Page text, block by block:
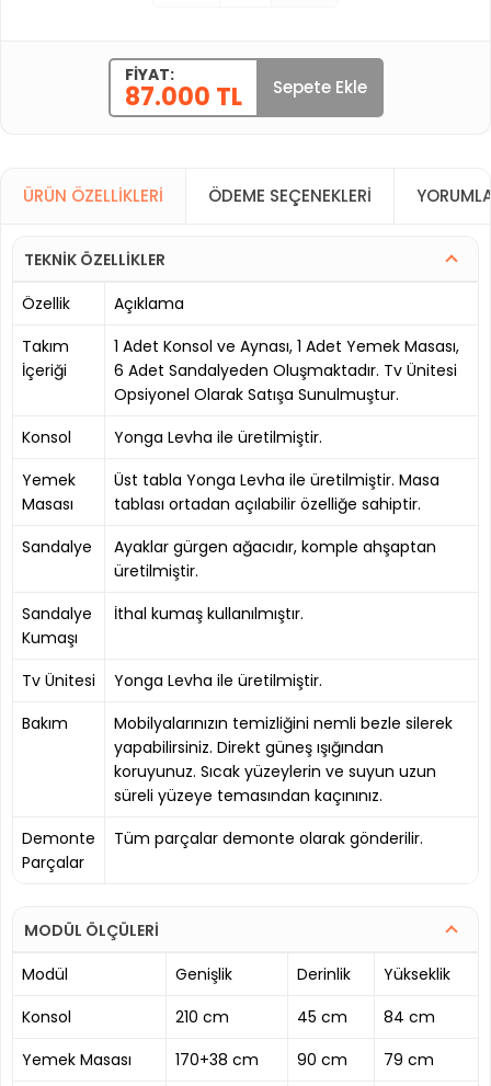
FIYAT:
87.000 TL Sepete Ekle
ÜRÜN ÖZELLIKLERI ÖDEME SEÇENEKLERI
TEKNİK ÖZELLİKLER
Özellik
Açıklama
Takım
İçeriği
1 Adet Konsol ve Aynası, 1 Adet Yemek Masası,
6 Adet Sandalyeden Oluşmaktadır. Tv Ünitesi
Opsiyonel Olarak Satışa Sunulmuştur.
Konsol
Yonga Levha ile üretilmiştir.
Yemek
Masası
Üst tabla Yonga Levha ile üretilmiştir. Masa
tablası ortadan açılabilir özelliğe sahiptir.
Sandalye
Ayaklar gürgen ağacıdır, komple ahşaptan
üretilmiştir.
Sandalye
Kumaşı
İthal kumaş kullanılmıştır.
Tv Ünitesi
Yonga Levha ile üretilmiştir.
Bakım
Mobilyalarınızın temizliğini nemli bezle silerek
yapabilirsiniz. Direkt güneş ışığından
koruyunuz. Sıcak yüzeylerin ve suyun uzun
süreli yüzeye temasından kaçınınız.
Demonte
Parçalar
Tüm parçalar demonte olarak gönderilir.
MODÜL ÖLÇÜLERİ
Modül
Genişlik Derinlik
Yükseklik
Konsol
210 cm 45 cm
84 cm
Yemek Masası
170+38 cm 90 cm
79 cm